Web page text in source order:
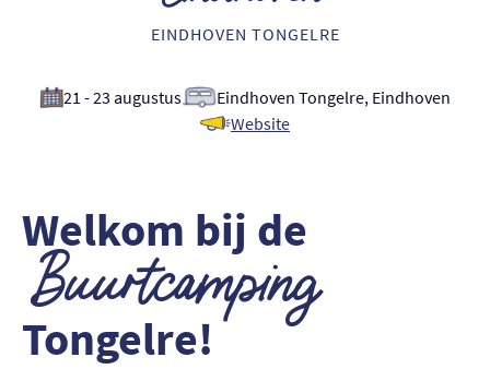
EINDHOVEN TONGELRE
21 - 23 augustus
Eindhoven Tongelre, Eindhoven
Website
Welkom bij de
Buurtcamping
Tongelre!